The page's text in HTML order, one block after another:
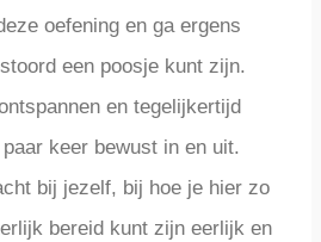
oefening en ga ergens
een poosje kunt zijn.
en tegelijkertijd
keer bewust in en uit.
bij jezelf, bij hoe je hier zo
bereid kunt zijn eerlijk en